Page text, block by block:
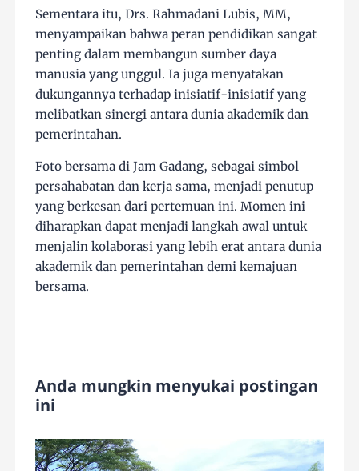
Sementara itu, Drs. Rahmadani Lubis, MM,
menyampaikan bahwa peran pendidikan sangat
penting dalam membangun sumber daya
manusia yang unggul. Ia juga menyatakan
dukungannya terhadap inisiatif-inisiatif yang
melibatkan sinergi antara dunia akademik dan
pemerintahan.
Foto bersama di Jam Gadang, sebagai simbol
persahabatan dan kerja sama, menjadi penutup
yang berkesan dari pertemuan ini. Momen ini
diharapkan dapat menjadi langkah awal untuk
menjalin kolaborasi yang lebih erat antara dunia
akademik dan pemerintahan demi kemajuan
bersama.
Anda mungkin menyukai postingan
ini